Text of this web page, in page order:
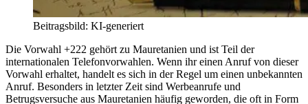
Beitragsbild: KI-generiert
Die Vorwahl +222 gehört zu Mauretanien und ist Teil der
internationalen Telefonvorwahlen. Wenn ihr einen Anruf von dieser
Vorwahl erhaltet, handelt es sich in der Regel um einen unbekannten
Anruf. Besonders in letzter Zeit sind Werbeanrufe und
Betrugsversuche aus Mauretanien häufig geworden, die oft in Form